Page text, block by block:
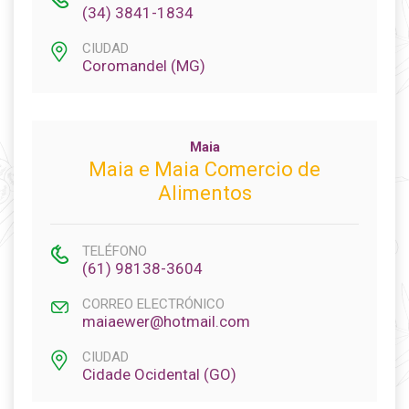
(34) 3841-1834
CIUDAD
Coromandel (MG)
Maia
Maia e Maia Comercio de
Alimentos
TELÉFONO
(61) 98138-3604
CORREO ELECTRÓNICO
maiaewer@hotmail.com
CIUDAD
Cidade Ocidental (GO)